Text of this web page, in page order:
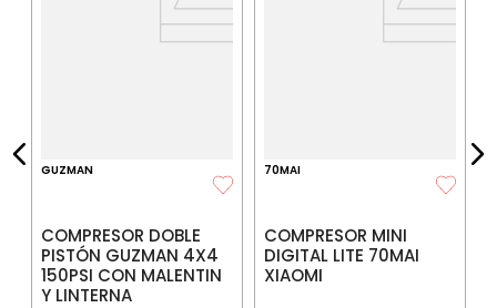
GUZMAN
COMPRESOR DOBLE
PISTÓN GUZMAN 4X4
150PSI CON MALENTIN
Y LINTERNA
70MAI
COMPRESOR MINI
DIGITAL LITE 70MAI
XIAOMI